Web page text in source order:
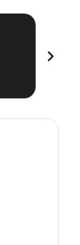
chevron_right